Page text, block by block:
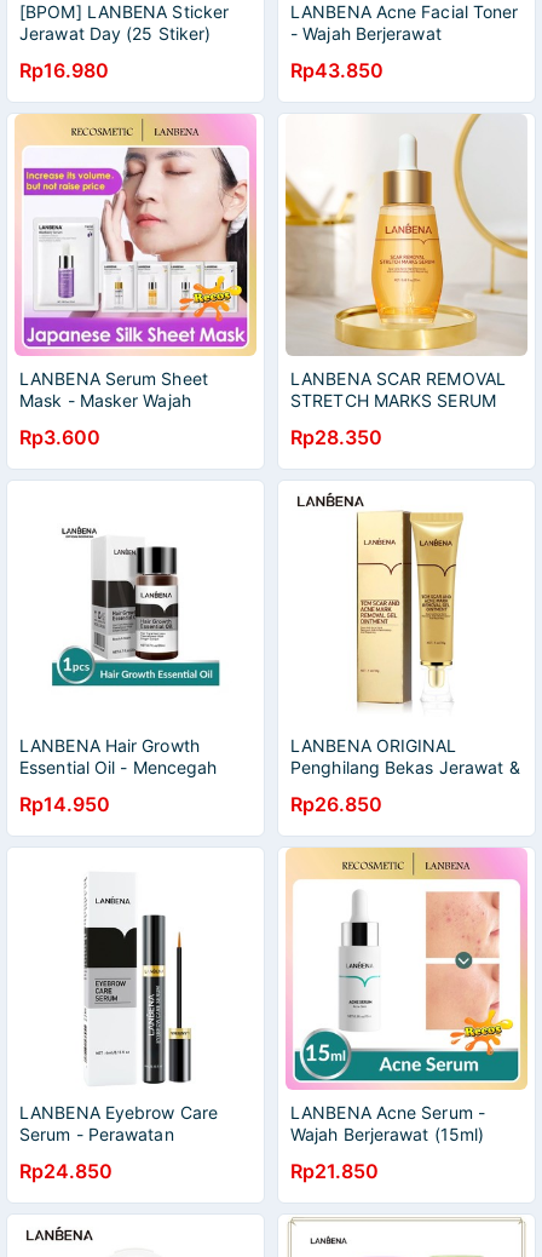
[BPOM] LANBENA Sticker
Jerawat Day (25 Stiker)
Rp16.980
LANBENA Acne Facial Toner
- Wajah Berjerawat
jerawat Pore Refining
Smoothing Serum Acne
[BPOM]
Rp43.850
LANBENA Serum Sheet
Mask - Masker Wajah
Rp3.600
LANBENA SCAR REMOVAL
STRETCH MARKS SERUM
Stretch Mark
Rp28.350
LANBENA Hair Growth
Essential Oil - Mencegah
Rp14.950
LANBENA ORIGINAL
Penghilang Bekas Jerawat &
Mark Removal Gel
Rp26.850
LANBENA Eyebrow Care
Serum - Perawatan
[BPOM]
Rp24.850
LANBENA Acne Serum -
Wajah Berjerawat (15ml)
Rp21.850